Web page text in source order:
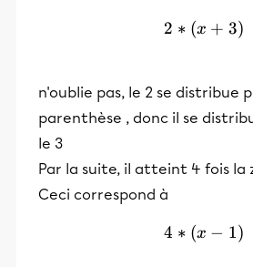
2 *
2 ∗ (x + 3)
n'oublie pas, le 2 se distribue
parenthèse , donc il se
le 3
Par la suite, il atteint 4 fois la
Ceci correspond à
4 * (x-
4 ∗ (x − 1)